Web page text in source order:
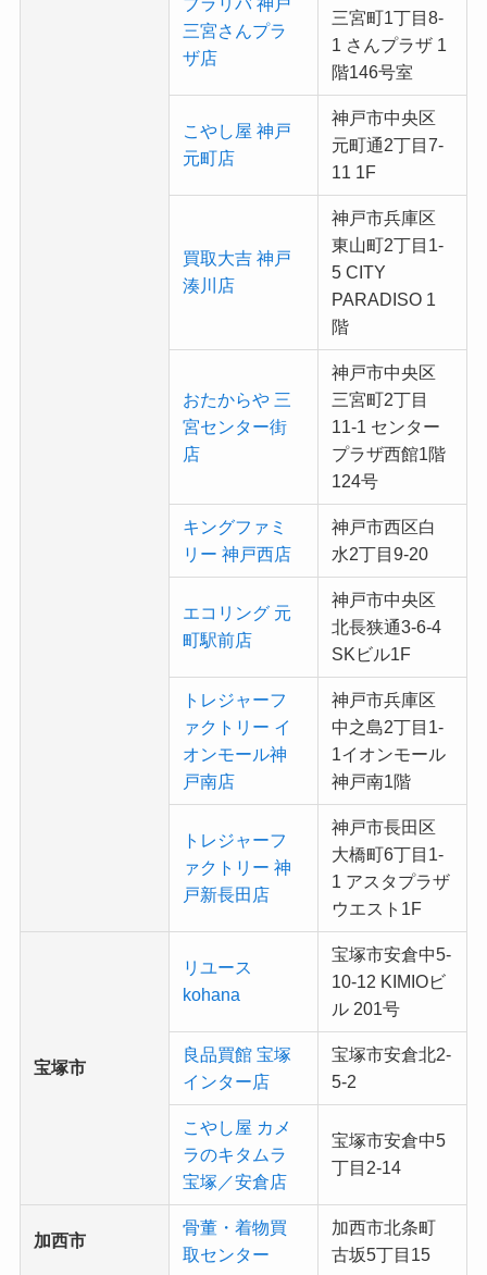
三宮さんプラ
ザ店
三宮町1丁目8-
1 さんプラザ 1
階146号室
こやし屋 神戸
元町店
神戸市中央区
元町通2丁目7-
11 1F
買取大吉 神戸
湊川店
神戸市兵庫区
東山町2丁目1-
5 CITY
PARADISO 1
階
おたからや 三
宮センター街
店
神戸市中央区
三宮町2丁目
11-1 センター
プラザ西館1階
124号
キングファミ
リー 神戸西店
神戸市西区白
水2丁目9-20
エコリング 元
町駅前店
神戸市中央区
北長狭通3-6-4
SKビル1F
トレジャーフ
ァクトリー イ
オンモール神
戸南店
神戸市兵庫区
中之島2丁目1-
1イオンモール
神戸南1階
トレジャーフ
ァクトリー 神
戸新長田店
神戸市長田区
大橋町6丁目1-
1 アスタプラザ
ウエスト1F
宝塚市
リユース
kohana
宝塚市安倉中5-
10-12 KIMIOビ
ル 201号
良品買館 宝塚
インター店
宝塚市安倉北2-
5-2
こやし屋 カメ
ラのキタムラ
宝塚／安倉店
宝塚市安倉中5
丁目2-14
加西市
骨董・着物買
取センター
加西市北条町
古坂5丁目15